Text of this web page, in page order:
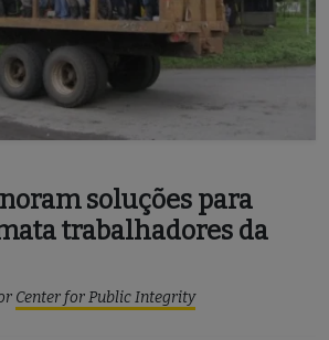
soluções para
trabalhadores da
Center for Public Integrity